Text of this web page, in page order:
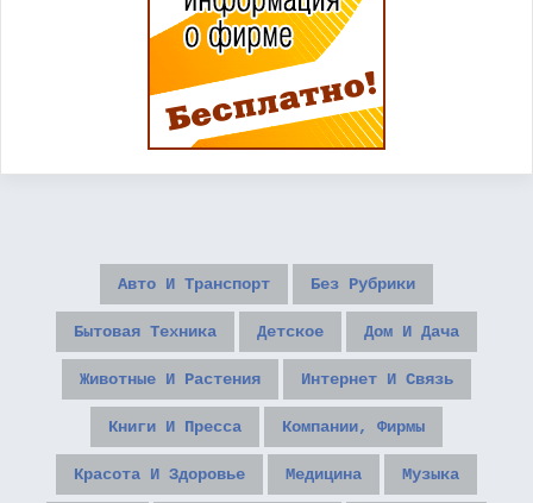
Авто И Транспорт Без Рубрики
Бытовая Техника Детское Дом И Дача
Животные И Растения Интернет И Связь
Книги И Пресса Компании, Фирмы
Красота И Здоровье Медицина Музыка